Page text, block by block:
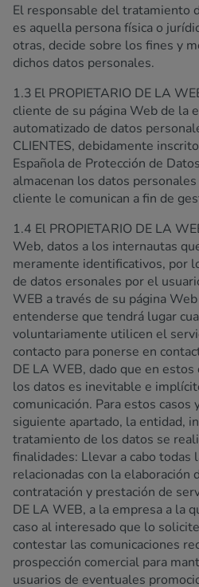
El responsable del tratamiento
es aquella persona física o
otras, decide sobre los fines y
dichos datos personales.
1.3 El PROPIETARIO DE LA
cliente de su página Web de la
automatizado de datos
CLIENTES, debidamente
Española de Protección de
almacenan los datos
cliente le comunican a fin de
1.4 El PROPIETARIO DE LA
Web, datos a los internautas
meramente identificativos, por
de datos ersonales por el
WEB a través de su página
entenderse que tendrá lugar
voluntariamente utilicen el
contacto para ponerse en
DE LA WEB, dado que en
los datos es inevitable e
comunicación. Para estos
siguiente apartado, la entidad,
tratamiento de los datos se
finalidades: Llevar a cabo todas
relacionadas con la elaboración
contratación y prestación de
DE LA WEB, a la empresa a la
caso al interesado que lo
contestar las comunicaciones
prospección comercial para
usuarios de eventuales